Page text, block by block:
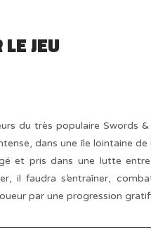
JEU
du très populaire Swords
dans une île lointaine
et pris dans une lutte
il faudra s’entraîner,
par une progression